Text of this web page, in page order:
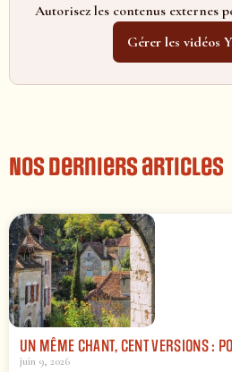
Autorisez les contenus externes
Gérer les vidéos
Nos derniers articles
UN MÊME CHANT, CENT VERSIONS :
juin 9, 2026